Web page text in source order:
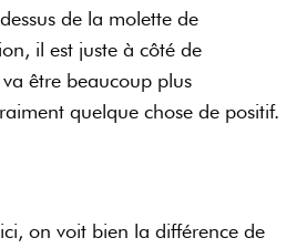
de la molette de
il est juste à côté de
être beaucoup plus
quelque chose de positif.
on voit bien la différence de